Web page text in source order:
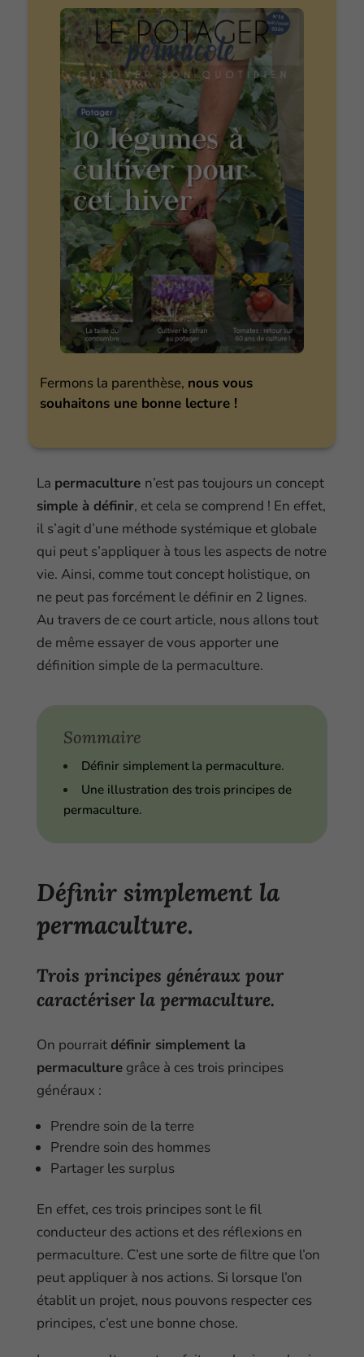
Fermons la parenthèse, nous vous
souhaitons une bonne lecture !
La permaculture n’est pas toujours un concept
simple à définir, et cela se comprend ! En effet,
il s’agit d’une méthode systémique et globale
qui peut s’appliquer à tous les aspects de notre
vie. Ainsi, comme tout concept holistique, on
ne peut pas forcément le définir en 2 lignes.
Au travers de ce court article, nous allons tout
de même essayer de vous apporter une
définition simple de la permaculture.
Sommaire
Définir simplement la permaculture.
Une illustration des trois principes de
permaculture.
Définir simplement la
permaculture.
Trois principes généraux pour
caractériser la permaculture.
On pourraitdéfinir simplement la
permaculturegrâce à ces trois principes
généraux :
Prendre soin de la terre
Prendre soin des hommes
Partager les surplus
En effet, ces trois principes sont le fil
conducteur des actions et des réflexions en
permaculture. C’est une sorte de filtre que l’on
peut appliquer à nos actions. Si lorsque l’on
établit un projet, nous pouvons respecter ces
principes, c’est une bonne chose.